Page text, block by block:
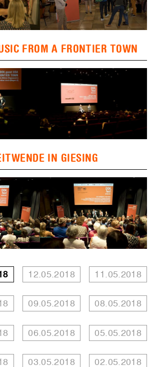
FROM A FRONTIER TOWN
IN GIESING
12.05.2018 11.05.2018
09.05.2018 08.05.2018
06.05.2018 05.05.2018
03.05.2018 02.05.2018